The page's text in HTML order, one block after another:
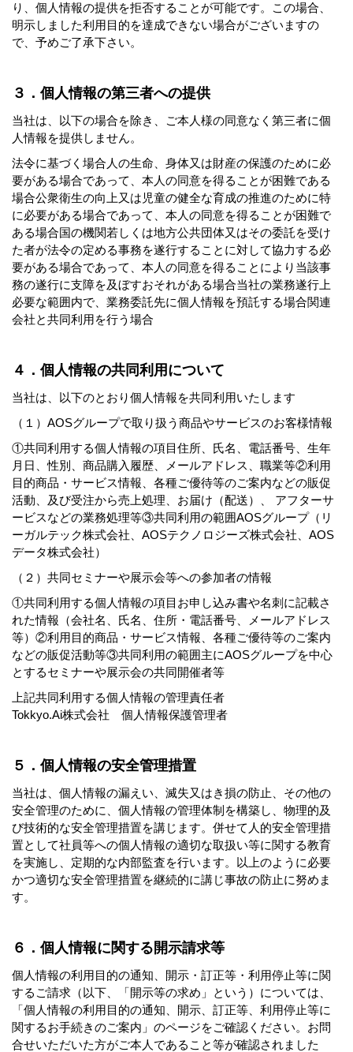
り、個人情報の提供を拒否することが可能です。この場合、
明示しました利用目的を達成できない場合がございますの
で、予めご了承下さい。
３．個人情報の第三者への提供
当社は、以下の場合を除き、ご本人様の同意なく第三者に個
人情報を提供しません。
法令に基づく場合人の生命、身体又は財産の保護のために必
要がある場合であって、本人の同意を得ることが困難である
場合公衆衛生の向上又は児童の健全な育成の推進のために特
に必要がある場合であって、本人の同意を得ることが困難で
ある場合国の機関若しくは地方公共団体又はその委託を受け
た者が法令の定める事務を遂行することに対して協力する必
要がある場合であって、本人の同意を得ることにより当該事
務の遂行に支障を及ぼすおそれがある場合当社の業務遂行上
必要な範囲内で、業務委託先に個人情報を預託する場合関連
会社と共同利用を行う場合
４．個人情報の共同利用について
当社は、以下のとおり個人情報を共同利用いたします
（１）AOSグループで取り扱う商品やサービスのお客様情報
①共同利用する個人情報の項目住所、氏名、電話番号、生年
月日、性別、商品購入履歴、メールアドレス、職業等②利用
目的商品・サービス情報、各種ご優待等のご案内などの販促
活動、及び受注から売上処理、お届け（配送）、 アフターサ
ービスなどの業務処理等③共同利用の範囲AOSグループ（リ
ーガルテック株式会社、AOSテクノロジーズ株式会社、AOS
データ株式会社）
（２）共同セミナーや展示会等への参加者の情報
①共同利用する個人情報の項目お申し込み書や名刺に記載さ
れた情報（会社名、氏名、住所・電話番号、メールアドレス
等）②利用目的商品・サービス情報、各種ご優待等のご案内
などの販促活動等③共同利用の範囲主にAOSグループを中心
とするセミナーや展示会の共同開催者等
上記共同利用する個人情報の管理責任者
Tokkyo.Ai株式会社 個人情報保護管理者
５．個人情報の安全管理措置
当社は、個人情報の漏えい、滅失又はき損の防止、その他の
安全管理のために、個人情報の管理体制を構築し、物理的及
び技術的な安全管理措置を講じます。併せて人的安全管理措
置として社員等への個人情報の適切な取扱い等に関する教育
を実施し、定期的な内部監査を行います。以上のように必要
かつ適切な安全管理措置を継続的に講じ事故の防止に努めま
す。
６．個人情報に関する開示請求等
個人情報の利用目的の通知、開示・訂正等・利用停止等に関
するご請求（以下、「開示等の求め」という）については、
「個人情報の利用目的の通知、開示、訂正等、利用停止等に
関するお手続きのご案内」のページをご確認ください。お問
合せいただいた方がご本人であること等が確認されました